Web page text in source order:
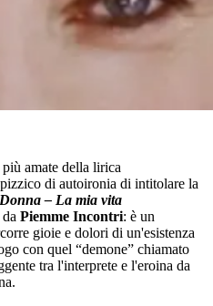
amate della lirica
di autoironia di intitolare la
– La mia vita
Piemme Incontri: è un
gioie e dolori di un'esistenza
con quel “demone” chiamato
tra l'interprete e l'eroina da